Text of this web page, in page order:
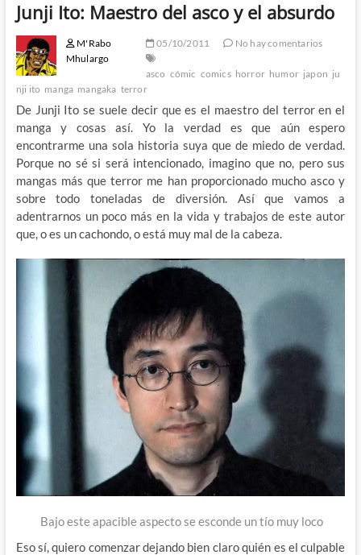
Junji Ito: Maestro del asco y el absurdo
M'Rabo
Mhulargo
05/10/2011 No hay comentarios
asco cómic comics horror humor japon ju
nji ito manga mangaka terror
De Junji Ito se suele decir que es el maestro del terror en el
manga y cosas así. Yo la verdad es que aún espero
encontrarme una sola historia suya que de miedo de verdad.
Porque no sé si será intencionado, imagino que no, pero sus
mangas más que terror me han proporcionado mucho asco y
sobre todo toneladas de diversión. Así que vamos a
adentrarnos un poco más en la vida y trabajos de este autor
que, o es un cachondo, o está muy mal de la cabeza.
Bajo este apacible aspecto se esconde un tío muy loco
Eso sí, quiero comenzar dejando bien claro quién es el culpable